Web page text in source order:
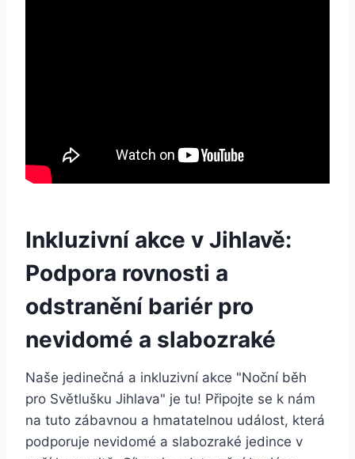
Inkluzivní akce v Jihlavě:
Podpora rovnosti a
odstranění bariér pro
nevidomé a slabozraké
Naše jedinečná‌ a⁣ inkluzivní akce "Noční běh
⁣pro Světlušku Jihlava" je tu! Připojte‌ se ⁤k nám
na tuto zábavnou⁢ a⁤ hmatatelnou událost, která‌
podporuje nevidomé a slabozraké jedince v